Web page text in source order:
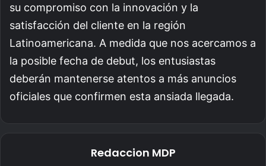
su compromiso con la innovación y la
satisfacción del cliente en la región
Latinoamericana. A medida que nos acercamos a
la posible fecha de debut, los entusiastas
deberán mantenerse atentos a más anuncios
oficiales que confirmen esta ansiada llegada.
Redaccion MDP